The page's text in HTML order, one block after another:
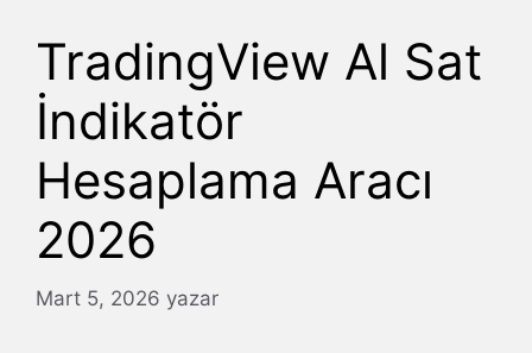
TradingView Al Sat
İndikatör
Hesaplama Aracı
2026
Mart 5, 2026 yazar